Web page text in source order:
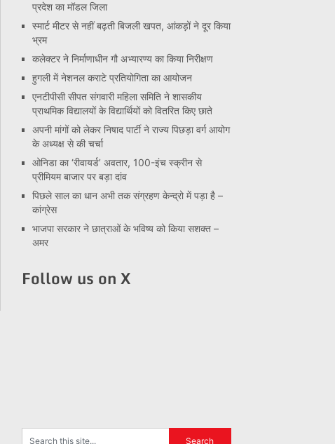
प्रदेश का मॉडल जिला
स्मार्ट मीटर से नहीं बढ़ती बिजली खपत, आंकड़ों ने दूर किया
भ्रम
कलेक्टर ने निर्माणाधीन गौ अभ्यारण्य का किया निरीक्षण
हुगली में नेशनल कराटे प्रतियोगिता का आयोजन
एनटीपीसी सीपत संगवारी महिला समिति ने शासकीय
प्राथमिक विद्यालयों के विद्यार्थियों को वितरित किए छाते
अपनी मांगों को लेकर निषाद पार्टी ने राज्य पिछड़ा वर्ग आयोग
के अध्यक्ष से की चर्चा
ओनिडा का ‘रीवायर्ड’ अवतार, 100-इंच स्क्रीन से
प्रीमियम बाजार पर बड़ा दांव
पिछले साल का धान अभी तक संग्रहण केन्द्रो में पड़ा है –
कांग्रेस
भाजपा सरकार ने छात्राओं के भविष्य को किया सशक्त –
अमर
Follow us on X